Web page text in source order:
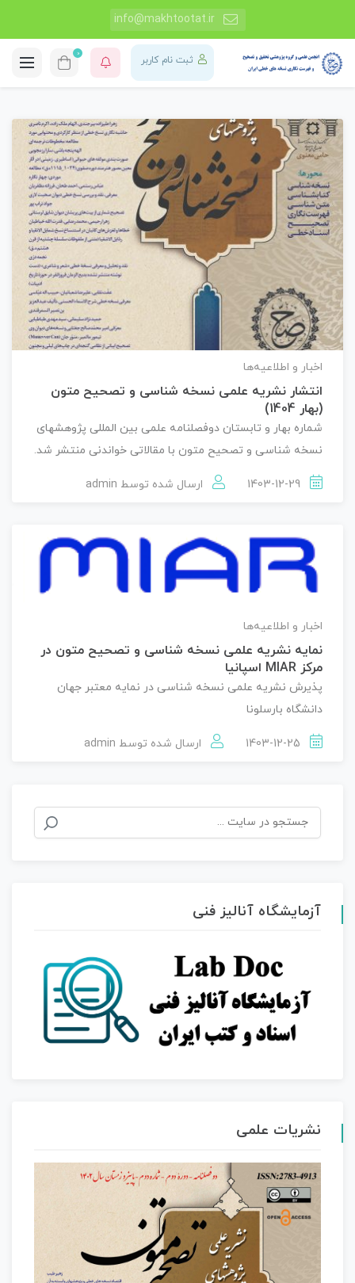
info@makhtootat.ir
ثبت نام کاربر
0
اخبار و اطلاعیه‌ها
انتشار نشریه علمی نسخه شناسی و تصحیح متون
(بهار 1404)
شماره بهار و تابستان دوفصلنامه علمی بین المللی پژوهشهای
نسخه شناسی و تصحیح متون با مقالاتی خواندنی منتشر شد.
ارسال شده توسط admin
اخبار و اطلاعیه‌ها
نمایه نشریه علمی نسخه شناسی و تصحیح متون در
مرکز MIAR اسپانیا
پذیرش نشریه علمی نسخه شناسی در نمایه معتبر جهان
دانشگاه بارسلونا
ارسال شده توسط admin
جستجو
برای:
آزمایشگاه آنالیز فنی
نشریات علمی